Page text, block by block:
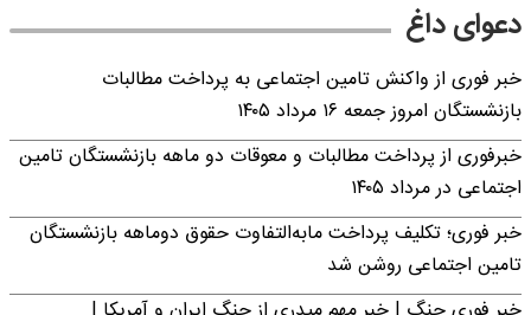
دعوای داغ
خبر فوری از واکنش تامین اجتماعی به پرداخت مطالبات
بازنشستگان امروز جمعه ۱۶ مرداد ۱۴۰۵
خبرفوری از پرداخت مطالبات و معوقات دو ماهه بازنشستگان تامین
اجتماعی در مرداد ۱۴۰۵
خبر فوری؛ تکلیف پرداخت مابه‌التفاوت حقوق دوماهه بازنشستگان
تامین اجتماعی روشن شد